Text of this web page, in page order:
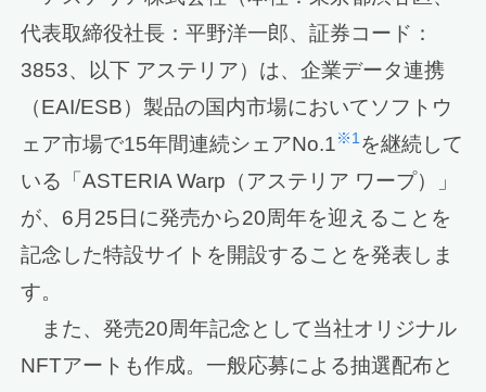
代表取締役社長：平野洋一郎、証券コード：
3853、以下 アステリア）は、企業データ連携
（EAI/ESB）製品の国内市場においてソフトウ
ェア市場で15年間連続シェアNo.1※1 を継続して
いる「ASTERIA Warp（アステリア ワープ）」
が、6月25日に発売から20周年を迎えることを
記念した特設サイトを開設することを発表しま
す。
また、発売20周年記念として当社オリジナル
NFTアートも作成。一般応募による抽選配布と